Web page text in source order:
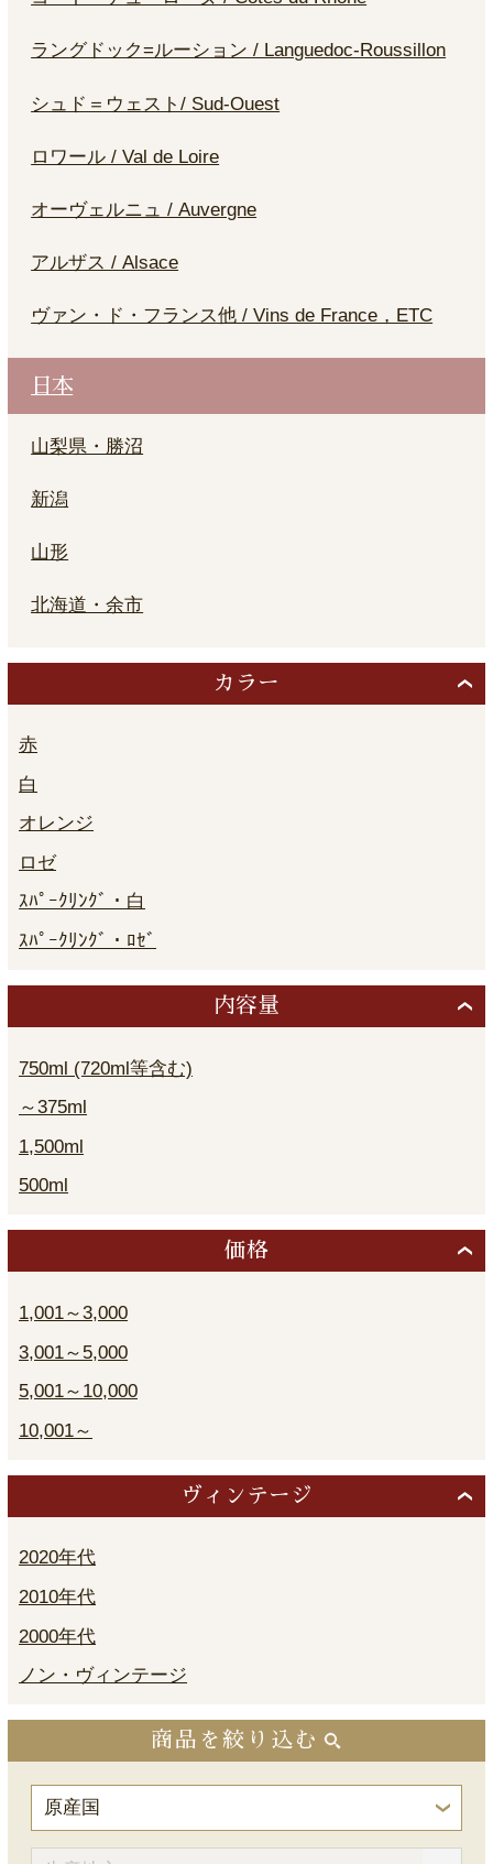
ラングドック=ルーション / Languedoc-Roussillon
シュド＝ウェスト/ Sud-Ouest
ロワール / Val de Loire
オーヴェルニュ / Auvergne
アルザス / Alsace
ヴァン・ド・フランス他 / Vins de France，ETC
日本
山梨県・勝沼
新潟
山形
北海道・余市
カラー
赤
白
オレンジ
ロゼ
ｽﾊﾟｰｸﾘﾝｸﾞ・白
ｽﾊﾟｰｸﾘﾝｸﾞ・ﾛｾﾞ
内容量
750ml (720ml等含む)
～375ml
1,500ml
500ml
価格
1,001～3,000
3,001～5,000
5,001～10,000
10,001～
ヴィンテージ
2020年代
2010年代
2000年代
ノン・ヴィンテージ
商品を絞り込む